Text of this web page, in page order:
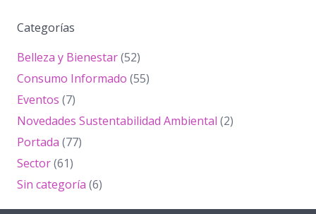
Categorías
Belleza y Bienestar(52)
Consumo Informado (55)
Eventos (7)
Novedades Sustentabilidad Ambiental (2)
Portada (77)
Sector(61)
Sin categoría (6)